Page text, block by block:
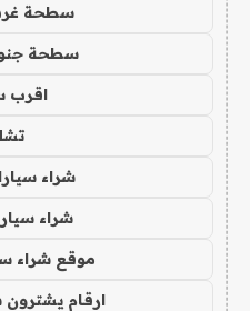
سطحة
سطحة
اقرب
شراء
شراء
موقع شراء
ارقام